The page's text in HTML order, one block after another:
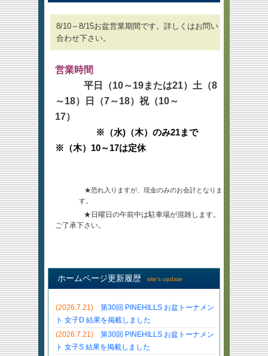
8/10～8/15お盆営業期間です。詳しくはお問い
合わせ下さい。
営業時間
平日（10～19または21）土（8
～18）日（7～18）祝（10～
17）
※（水)（木）のみ21まで
※（木）10～17は定休
★恐れ入りますが、現金のみのお会計となりま
す。
★日曜日の午前中は駐車場が混雑します。
ご了承下さい。
ホームページ更新履歴 site's update
(2026.7.21)
第30回 PINEHILLS お盆トーナメン
ト 女子D 結果を掲載しました
(2026.7.21)
第30回 PINEHILLS お盆トーナメン
ト 女子S 結果を掲載しました